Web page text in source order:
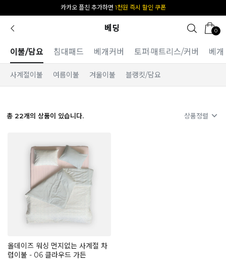
카카오 플친 추가하면 1천원 즉시 할인 쿠폰
베딩 0
이불/담요 침대패드 베개커버 토퍼·매트리스/커버 베개
사계절이불 여름이불 겨울이불 블랭킷/담요
총 22개의 상품이 있습니다. 상품정렬
올데이즈 워싱 먼지없는 사계절 차
렵이불 - 06 클라우드 가든